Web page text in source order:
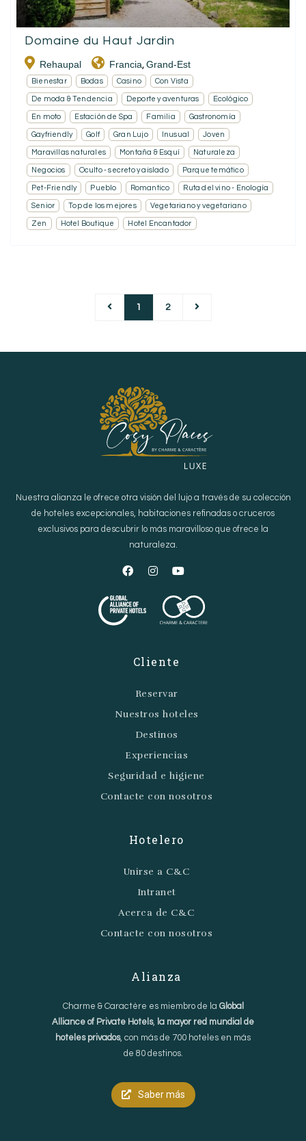
Domaine du Haut Jardin
Rehaupal Francia, Grand-Est
Bienestar Bodas Casino Con Vista
De moda & Tendencia Deporte y aventuras Ecológico
En moto Estación de Spa Familia Gastronomía
Gayfriendly Golf Gran Lujo Inusual Joven
Maravillas naturales Montaña & Esquí Naturaleza
Negocios Oculto - secreto y aislado Parque temático
Pet-Friendly Pueblo Romantico Ruta del vino - Enología
Senior Top de los mejores Vegetariano y vegetariano
Zen Hotel Boutique Hotel Encantador
1 2
Nuestra alianza le ofrece otra visión del lujo a través de su colección
de hoteles excepcionales, habitaciones refinadas o cruceros
exclusivos para descubrir lo más maravilloso que ofrece la
naturaleza.
Cliente
Reservar
Nuestros hoteles
Destinos
Experiencias
Seguridad e higiene
Contacte con nosotros
Hotelero
Unirse a C&C
Intranet
Acerca de C&C
Contacte con nosotros
Alianza
Charme & Caractère es miembro de la Global
Alliance of Private Hotels, la mayor red mundial de
hoteles privados, con más de 700 hoteles en más
de 80 destinos.
Saber más